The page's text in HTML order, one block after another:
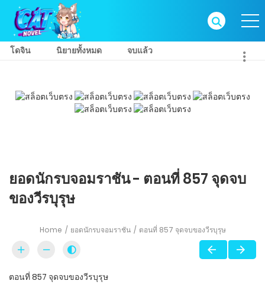
โดจิน นิยายทั้งหมด จบแล้ว
ยอดนักรบจอมราชัน - ตอนที่ 857 จุดจบ
ของวีรบุรุษ
Home ยอดนักรบจอมราชัน ตอนที่ 857 จุดจบของวีรบุรุษ
ตอนที่ 857 จุดจบของวีรบุรุษ